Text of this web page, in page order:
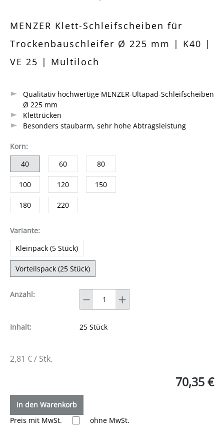
MENZER Klett-Schleifscheiben für
Trockenbauschleifer Ø 225 mm | K40 |
VE 25 | Multiloch
Qualitativ hochwertige MENZER-Ultapad-Schleifscheiben
Ø 225 mm
Klettrücken
Besonders staubarm, sehr hohe Abtragsleistung
Kornauswählen
:
40
60 80
100 120 150
180 220
Varianteauswählen
:
Kleinpack (5 Stück)
Vorteilspack (25 Stück)
Anzahl:
Inhalt: 25 Stück
2,81 € / Stk.
70,35 €
In den Warenkorb
Preis mit MwSt.
ohne MwSt.